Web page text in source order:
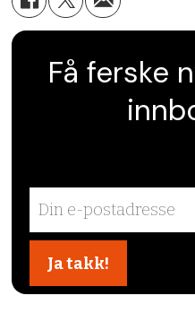
Få ferske